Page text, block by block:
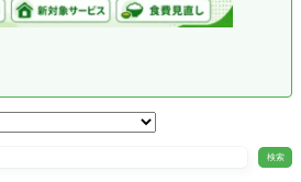
検索